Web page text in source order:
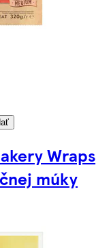
Wraps
múky